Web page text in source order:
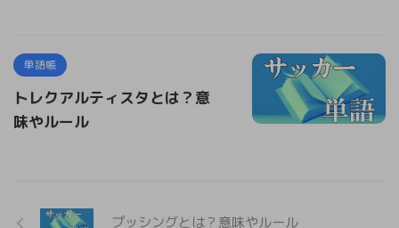
単語帳
トレクアルティスタとは？意
味やルール
プッシングとは？意味やルール